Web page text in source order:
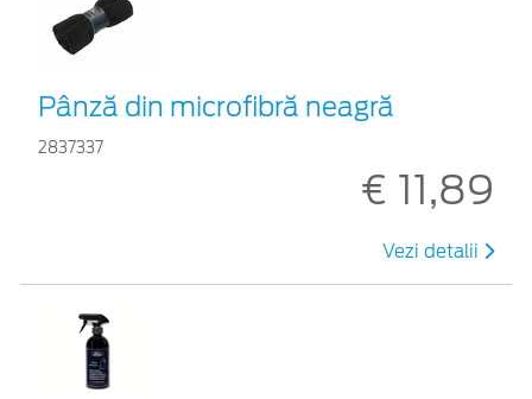
Pânză din microfibră neagră
2837337
€ 11,89
Vezi detalii